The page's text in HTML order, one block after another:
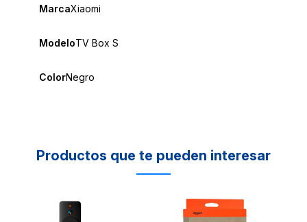
MarcaXiaomi
ModeloTV Box S
ColorNegro
Productos que te pueden interesar